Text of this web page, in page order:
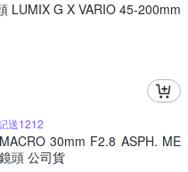
LUMIX G X VARIO 45-200mm
送1212
30mm F2.8 ASPH. ME
頭 公司貨